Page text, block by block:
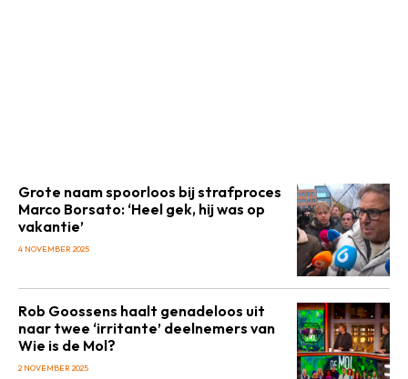
Grote naam spoorloos bij strafproces
Marco Borsato: ‘Heel gek, hij was op
vakantie’
4 NOVEMBER 2025
Rob Goossens haalt genadeloos uit
naar twee ‘irritante’ deelnemers van
Wie is de Mol?
2 NOVEMBER 2025